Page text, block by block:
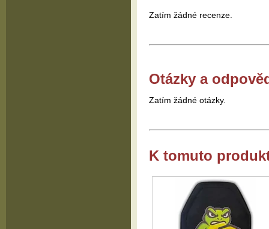
Zatím žádné recenze.
Otázky a
Zatím žádné otázky.
K tomuto